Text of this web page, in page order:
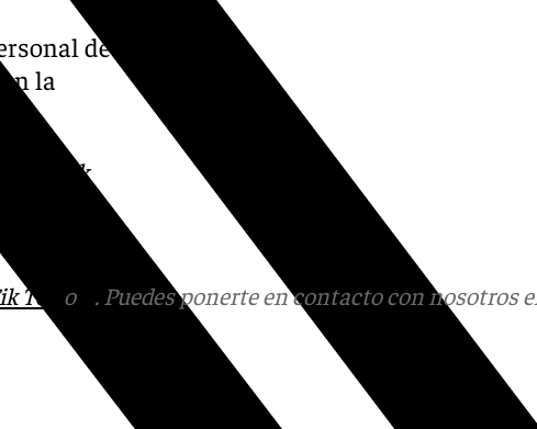
de
la
Tik
Tok o
. Puedes ponerte en contacto con nosotros